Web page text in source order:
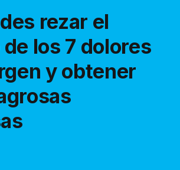
rezar el
de los 7 dolores
y obtener